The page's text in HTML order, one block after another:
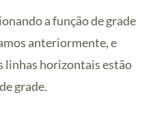
a função de grade
anteriormente, e
linhas horizontais estão
grade.